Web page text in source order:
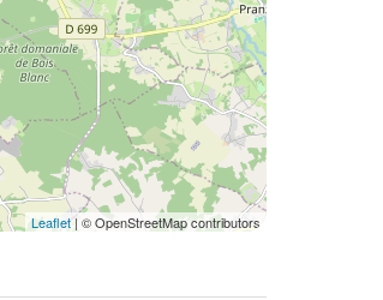
Leaflet| © OpenStreetMap contributors